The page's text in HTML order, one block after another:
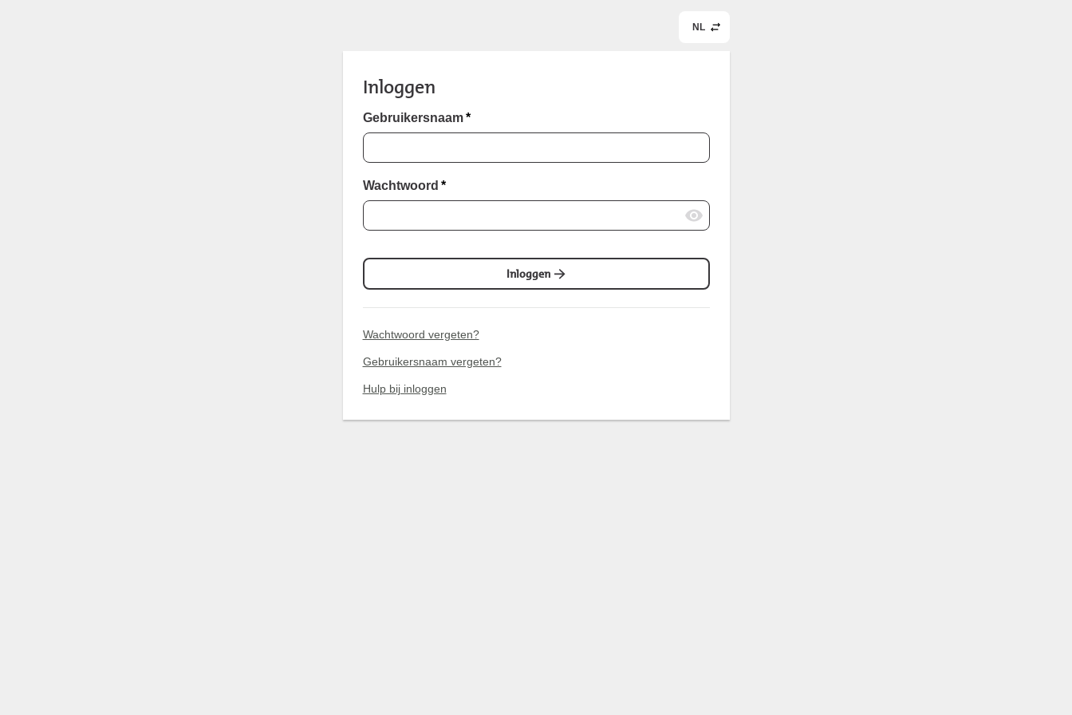
NL
Inloggen
Gebruikersnaam *
Wachtwoord *
Inloggen
Wachtwoord vergeten?
Gebruikersnaam vergeten?
Hulp bij inloggen